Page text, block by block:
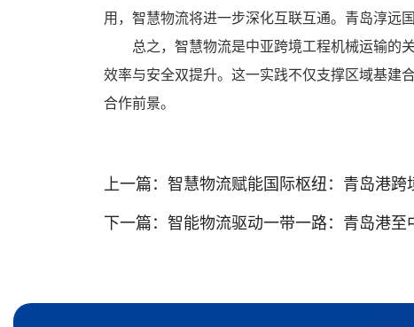
用，智慧物流将进一步深化互联互通。青岛淳远
总之，智慧物流是中亚跨境工程机械运输的
效率与安全双提升。这一实践不仅支撑区域基建
合作前景。
上一篇： 智慧物流赋能国际枢纽：青岛港跨境
下一篇： 智能物流驱动一带一路：青岛港至中